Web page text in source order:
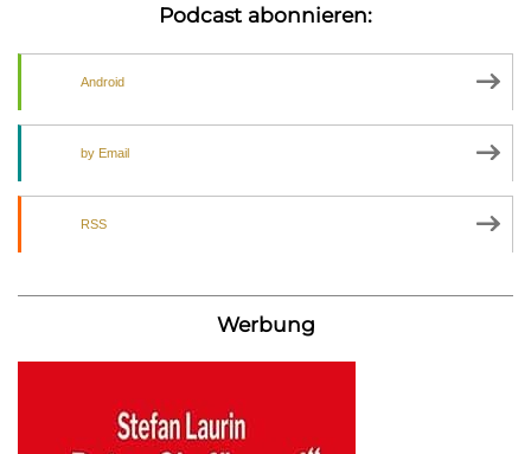
Podcast abonnieren:
Android
by Email
RSS
Werbung